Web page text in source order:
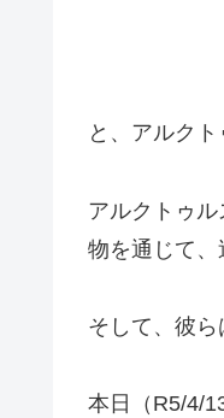
と、アルク
アルクトゥ
物を通じて、
そして、彼ら
本日（R5/4/